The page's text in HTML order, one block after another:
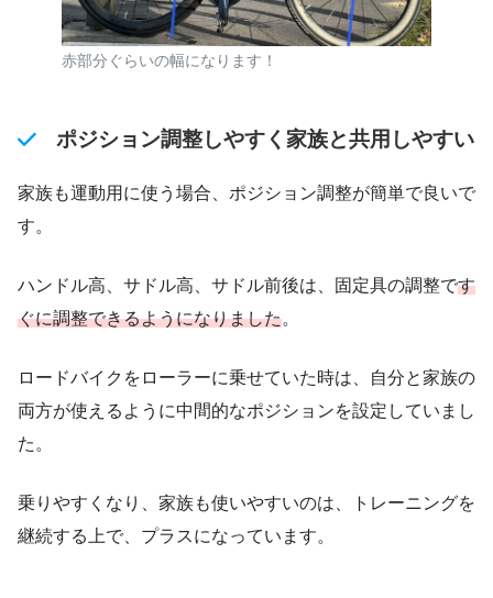
赤部分ぐらいの幅になります！
ポジション調整しやすく家族と共用しやすい
家族も運動用に使う場合、ポジション調整が簡単で良いで
す。
ハンドル高、サドル高、サドル前後は、固定具の調整です
ぐに調整できるようになりました。
ロードバイクをローラーに乗せていた時は、自分と家族の
両方が使えるように中間的なポジションを設定していまし
た。
乗りやすくなり、家族も使いやすいのは、トレーニングを
継続する上で、プラスになっています。